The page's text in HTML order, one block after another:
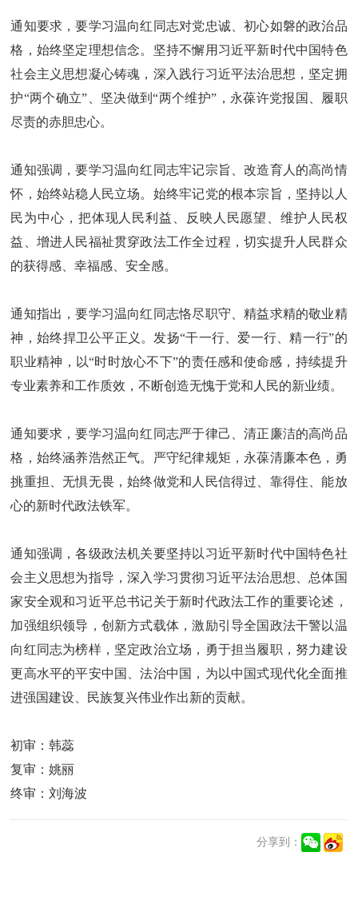
通知要求，要学习温向红同志对党忠诚、初心如磐的政治品
格，始终坚定理想信念。坚持不懈用习近平新时代中国特色
社会主义思想凝心铸魂，深入践行习近平法治思想，坚定拥
护“两个确立”、坚决做到“两个维护”，永葆许党报国、履职
尽责的赤胆忠心。
通知强调，要学习温向红同志牢记宗旨、改造育人的高尚情
怀，始终站稳人民立场。始终牢记党的根本宗旨，坚持以人
民为中心，把体现人民利益、反映人民愿望、维护人民权
益、增进人民福祉贯穿政法工作全过程，切实提升人民群众
的获得感、幸福感、安全感。
通知指出，要学习温向红同志恪尽职守、精益求精的敬业精
神，始终捍卫公平正义。发扬“干一行、爱一行、精一行”的
职业精神，以“时时放心不下”的责任感和使命感，持续提升
专业素养和工作质效，不断创造无愧于党和人民的新业绩。
通知要求，要学习温向红同志严于律己、清正廉洁的高尚品
格，始终涵养浩然正气。严守纪律规矩，永葆清廉本色，勇
挑重担、无惧无畏，始终做党和人民信得过、靠得住、能放
心的新时代政法铁军。
通知强调，各级政法机关要坚持以习近平新时代中国特色社
会主义思想为指导，深入学习贯彻习近平法治思想、总体国
家安全观和习近平总书记关于新时代政法工作的重要论述，
加强组织领导，创新方式载体，激励引导全国政法干警以温
向红同志为榜样，坚定政治立场，勇于担当履职，努力建设
更高水平的平安中国、法治中国，为以中国式现代化全面推
进强国建设、民族复兴伟业作出新的贡献。
初审：韩蕊
复审：姚丽
终审：刘海波
分享到：